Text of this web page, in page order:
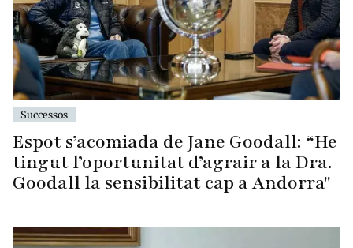
Successos
Espot s’acomiada de Jane Goodall: “He
tingut l’oportunitat d’agrair a la Dra.
Goodall la sensibilitat cap a Andorra"